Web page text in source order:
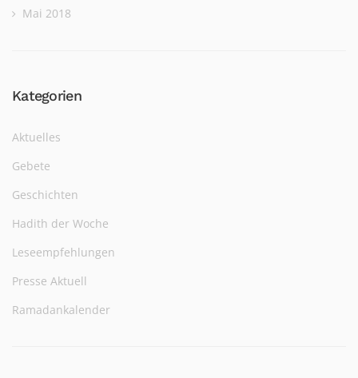
Mai 2018
Kategorien
Aktuelles
Gebete
Geschichten
Hadith der Woche
Leseempfehlungen
Presse Aktuell
Ramadankalender